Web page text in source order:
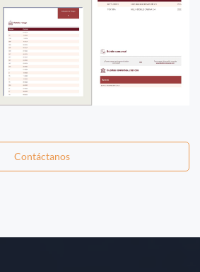
Contáctanos